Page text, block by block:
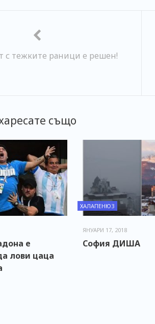
с тежките раници е решен!
също
е
лови цаца
ХАЛАПЕНЮЗ
ЯНУАРИ 17, 2018
София ДИША